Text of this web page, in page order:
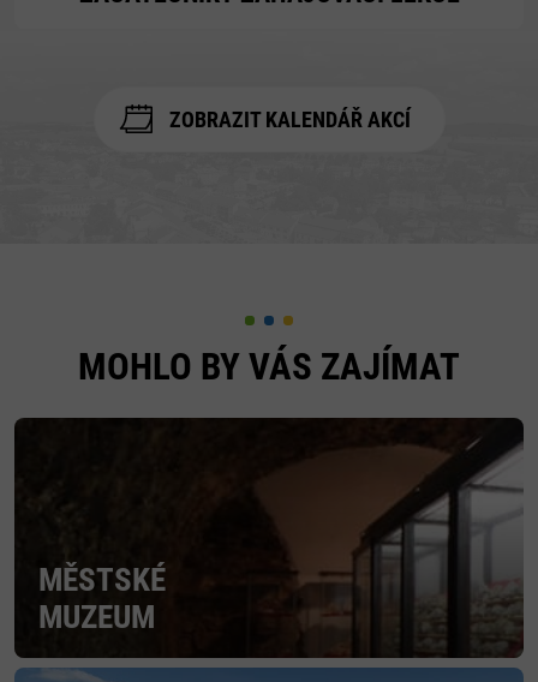
ZOBRAZIT KALENDÁŘ AKCÍ
MOHLO BY VÁS ZAJÍMAT
MĚSTSKÉ
MUZEUM